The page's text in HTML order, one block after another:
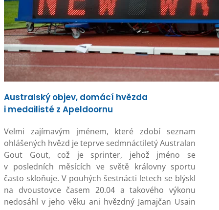
Australský objev, domácí hvězda
i medailisté z Apeldoornu
Velmi zajímavým jménem, které zdobí seznam
ohlášených hvězd je teprve sedmnáctiletý Australan
Gout Gout, což je sprinter, jehož jméno se
v posledních měsících ve světě královny sportu
často skloňuje. V pouhých šestnácti letech se blýskl
na dvoustovce časem 20.04 a takového výkonu
nedosáhl v jeho věku ani hvězdný Jamajčan Usain